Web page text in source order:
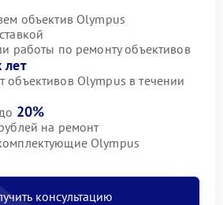
объектив Olympus
работы по ремонту объективов
лет
Olympus в течении
20%
на ремонт
Olympus
консультацию